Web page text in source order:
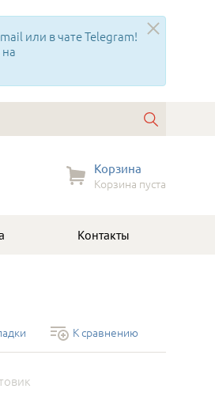
или в чате Telegram!
Корзина
Корзина пуста
Контакты
К сравнению